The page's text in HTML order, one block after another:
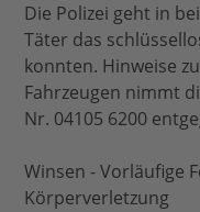
Die Polizei geht in
Täter das
konnten. Hinweise
Fahrzeugen nimmt
Nr. 04105 6200
Winsen - Vorläufige
Körperverletzung